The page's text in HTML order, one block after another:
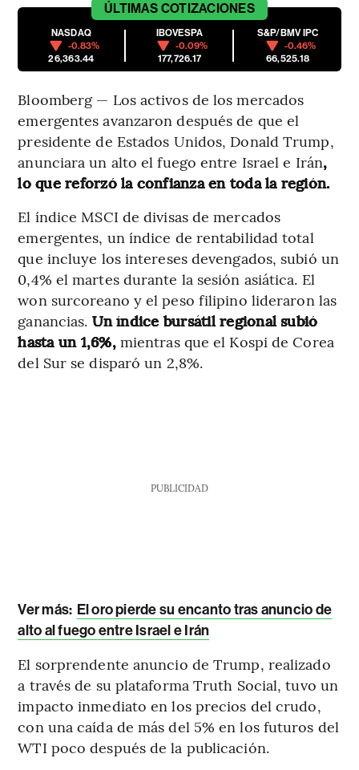
ÚLTIMAS COTIZACIONES
NASDAQ
-0.83%
26,363.44
IBOVESPA
-0.09%
177,726.17
S&P/BMV IPC
-0.46%
66,525.18
Bloomberg — Los activos de los mercados
emergentes avanzaron después de que el
presidente de Estados Unidos, Donald Trump,
anunciara un alto el fuego entre Israel e Irán,
lo que reforzó la confianza en toda la región.
El índice MSCI de divisas de mercados
emergentes, un índice de rentabilidad total
que incluye los intereses devengados, subió un
0,4% el martes durante la sesión asiática. El
won surcoreano y el peso filipino lideraron las
ganancias. Un índice bursátil regional subió
hasta un 1,6%,mientras que el Kospi de Corea
del Sur se disparó un 2,8%.
PUBLICIDAD
Ver más: El oro pierde su encanto tras anuncio de
alto al fuego entre Israel e Irán
El sorprendente anuncio de Trump, realizado
a través de su plataforma Truth Social, tuvo un
impacto inmediato en los precios del crudo,
con una caída de más del 5% en los futuros del
WTI poco después de la publicación.